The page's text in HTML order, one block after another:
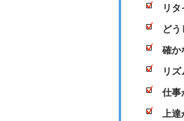
リ
ど
確か
リ
仕事
上達